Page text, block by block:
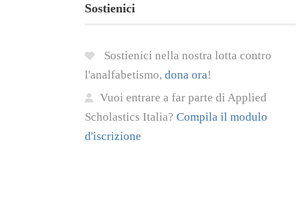
Sostienici
Sostienici nella nostra lotta contro
l'analfabetismo, dona ora!
Vuoi entrare a far parte di Applied
Scholastics Italia? Compila il modulo
d'iscrizione